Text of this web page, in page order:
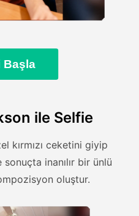
Başla
ile Selfie
kırmızı ceketini giyip
inanılır bir ünlü
oluştur.